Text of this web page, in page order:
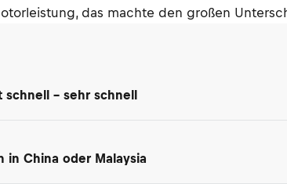
das machte den großen
schnell – sehr schnell
in China oder Malaysia